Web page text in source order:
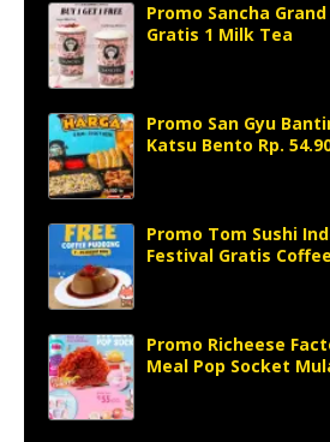
Promo Sancha
Gratis 1 Milk Tea
Promo San Gyu
Katsu Bento Rp.
Promo Tom Sushi
Festival Gratis
Promo Richeese
Meal Pop Socket